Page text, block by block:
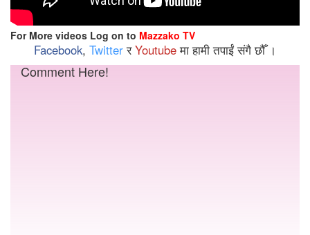
For More videos Log on to Mazzako TV
Facebook, TwitterरYoutubeमा हामी तपाईं संगै छौँ ।
Comment Here!